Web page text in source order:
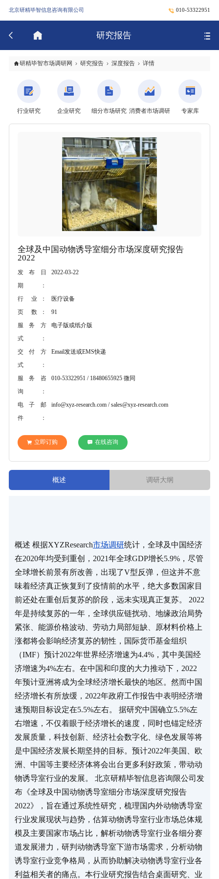
北京研精毕智信息咨询有限公司 010-53322951
研究报告
研精毕智市场调研网 研究报告 深度报告 详情
行业研究 企业研究 细分市场研究 消费者市场调研 专家库
全球及中国动物诱导室细分市场深度研究报告
2022
发布日
期：
2022-03-22
行 业：
医疗设备
页 数：
91
服务方
式：
电子版或纸介版
交付方
式：
Email发送或EMS快递
服务咨
询：
010-53322951 / 18480655925 微同
电子邮
件：
info@xyz-research.com / sales@xyz-research.com
立即订购 在线咨询
概述 调研大纲
概述 根据XYZResearch市场调研统计，全球及中国经济
在2020年均受到重创，2021年全球GDP增长5.9%，尽管
全球增长前景有所改善，出现了V型反弹，但这并不意
味着经济真正恢复到了疫情前的水平，绝大多数国家目
前还处在重创后复苏的阶段，远未实现真正复苏。 2022
年是持续复苏的一年，全球供应链扰动、地缘政治局势
紧张、能源价格波动、劳动力局部短缺、原材料价格上
涨都将会影响经济复苏的韧性，国际货币基金组织
（IMF）预计2022年世界经济增速为4.4%，其中美国经
济增速为4%左右。在中国和印度的大力推动下，2022
年预计亚洲将成为全球经济增长最快的地区。然而中国
经济增长有所放缓，2022年政府工作报告中表明经济增
速预期目标设定在5.5%左右。 据研究中国确立5.5%左
右增速，不仅着眼于经济增长的速度，同时也锚定经济
发展质量，科技创新、经济社会数字化、绿色发展等将
是中国经济发展长期坚持的目标。预计2022年美国、欧
洲、中国等主要经济体将会出台更多利好政策，带动动
物诱导室行业的发展。 北京研精毕智信息咨询限公司发
布《全球及中国动物诱导室细分市场深度研究报告
2022》，旨在通过系统性研究，梳理国内外动物诱导室
行业发展现状与趋势，估算动物诱导室行业市场总体规
模及主要国家市场占比，解析动物诱导室行业各细分赛
道发展潜力，研判动物诱导室下游市场需求，分析动物
诱导室行业竞争格局，从而协助解决动物诱导室行业各
利益相关者的痛点。本行业研究报告结合桌面研究、业